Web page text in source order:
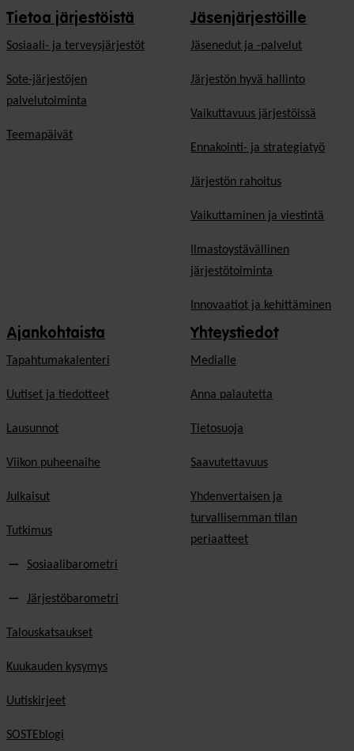
Tietoa järjestöistä
Sosiaali- ja terveysjärjestöt
Sote-järjestöjen
palvelutoiminta
Teemapäivät
Jäsenjärjestöille
Jäsen­edut ja -palvelut
Järjestön hyvä hallinto
Vaikuttavuus järjestöissä
Ennakointi- ja strategiatyö
Järjestön rahoitus
Vaikuttaminen ja viestintä
Ilmastoystävällinen
järjestötoiminta
Innovaatiot ja kehittäminen
Ajankohtaista
Tapahtumakalenteri
Uutiset ja tiedotteet
Lausunnot
Viikon puheenaihe
Julkaisut
Tutkimus
Sosiaalibarometri
Järjestöbarometri
Talouskatsaukset
Kuukauden kysymys
Uutiskirjeet
SOSTEblogi
Yhteystiedot
Medialle
Anna palautetta
Tietosuoja
Saavutettavuus
Yhdenvertaisen ja
turvallisemman tilan
periaatteet